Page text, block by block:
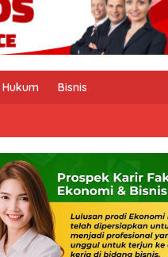
Hukum Bisnis